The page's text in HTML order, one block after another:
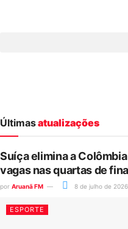
Últimasatualizações
Suíça elimina a
vagas nas quartas de
por Aruanã FM 8 de julho de 2026
ESPORTE